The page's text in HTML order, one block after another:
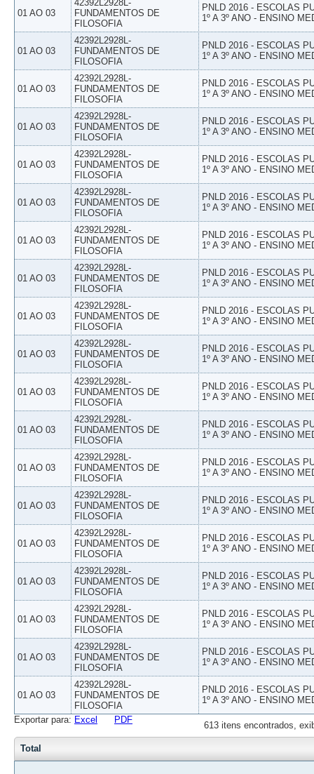
01 AO 03
42392L2928L-
FUNDAMENTOS DE
FILOSOFIA
PNLD 2016 - ESCOLAS
1º A 3º ANO - ENSINO
01 AO 03
42392L2928L-
FUNDAMENTOS DE
FILOSOFIA
PNLD 2016 - ESCOLAS
1º A 3º ANO - ENSINO
01 AO 03
42392L2928L-
FUNDAMENTOS DE
FILOSOFIA
PNLD 2016 - ESCOLAS
1º A 3º ANO - ENSINO
01 AO 03
42392L2928L-
FUNDAMENTOS DE
FILOSOFIA
PNLD 2016 - ESCOLAS
1º A 3º ANO - ENSINO
01 AO 03
42392L2928L-
FUNDAMENTOS DE
FILOSOFIA
PNLD 2016 - ESCOLAS
1º A 3º ANO - ENSINO
01 AO 03
42392L2928L-
FUNDAMENTOS DE
FILOSOFIA
PNLD 2016 - ESCOLAS
1º A 3º ANO - ENSINO
01 AO 03
42392L2928L-
FUNDAMENTOS DE
FILOSOFIA
PNLD 2016 - ESCOLAS
1º A 3º ANO - ENSINO
01 AO 03
42392L2928L-
FUNDAMENTOS DE
FILOSOFIA
PNLD 2016 - ESCOLAS
1º A 3º ANO - ENSINO
01 AO 03
42392L2928L-
FUNDAMENTOS DE
FILOSOFIA
PNLD 2016 - ESCOLAS
1º A 3º ANO - ENSINO
01 AO 03
42392L2928L-
FUNDAMENTOS DE
FILOSOFIA
PNLD 2016 - ESCOLAS
1º A 3º ANO - ENSINO
01 AO 03
42392L2928L-
FUNDAMENTOS DE
FILOSOFIA
PNLD 2016 - ESCOLAS
1º A 3º ANO - ENSINO
01 AO 03
42392L2928L-
FUNDAMENTOS DE
FILOSOFIA
PNLD 2016 - ESCOLAS
1º A 3º ANO - ENSINO
01 AO 03
42392L2928L-
FUNDAMENTOS DE
FILOSOFIA
PNLD 2016 - ESCOLAS
1º A 3º ANO - ENSINO
01 AO 03
42392L2928L-
FUNDAMENTOS DE
FILOSOFIA
PNLD 2016 - ESCOLAS
1º A 3º ANO - ENSINO
01 AO 03
42392L2928L-
FUNDAMENTOS DE
FILOSOFIA
PNLD 2016 - ESCOLAS
1º A 3º ANO - ENSINO
01 AO 03
42392L2928L-
FUNDAMENTOS DE
FILOSOFIA
PNLD 2016 - ESCOLAS
1º A 3º ANO - ENSINO
01 AO 03
42392L2928L-
FUNDAMENTOS DE
FILOSOFIA
PNLD 2016 - ESCOLAS
1º A 3º ANO - ENSINO
01 AO 03
42392L2928L-
FUNDAMENTOS DE
FILOSOFIA
PNLD 2016 - ESCOLAS
1º A 3º ANO - ENSINO
01 AO 03
42392L2928L-
FUNDAMENTOS DE
FILOSOFIA
PNLD 2016 - ESCOLAS
1º A 3º ANO - ENSINO
613 itens encontrados,
Exportar para: Excel PDF
Total